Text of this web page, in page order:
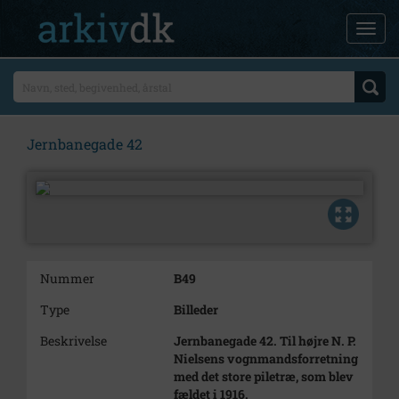
Jernbanegade 42
Nummer
B49
Type
Billeder
Beskrivelse
Jernbanegade 42. Til højre N. P.
Nielsens vognmandsforretning
med det store piletræ, som blev
fældet i 1916.